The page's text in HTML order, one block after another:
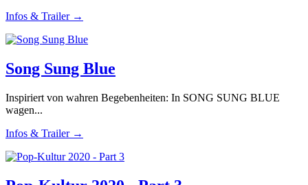
Infos & Trailer →
Song Sung Blue
Inspiriert von wahren Begebenheiten: In SONG SUNG BLUE
wagen...
Infos & Trailer →